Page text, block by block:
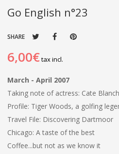
Go English n°23
SHARE
6,00€tax incl.
March - April 2007
Taking note of actress: Cate
Profile: Tiger Woods, a golfing
Travel File: Discovering Dartmoor
Chicago: A taste of the best
Coffee...but not as we know it